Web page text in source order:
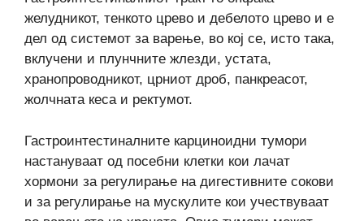
желудникот, тенкото црево и дебелото црево и е
дел од системот за варење, во кој се, исто така,
вклучени и плунчните жлезди, устата,
хранопроводникот, црниот дроб, панкреасот,
жолчната кеса и ректумот.
Гастроинтестиналните карциноидни тумори
настануваат од посебни клетки кои лачат
хормони за регулирање на дигестивните сокови
и за регулирање на мускулите кои учествуваат